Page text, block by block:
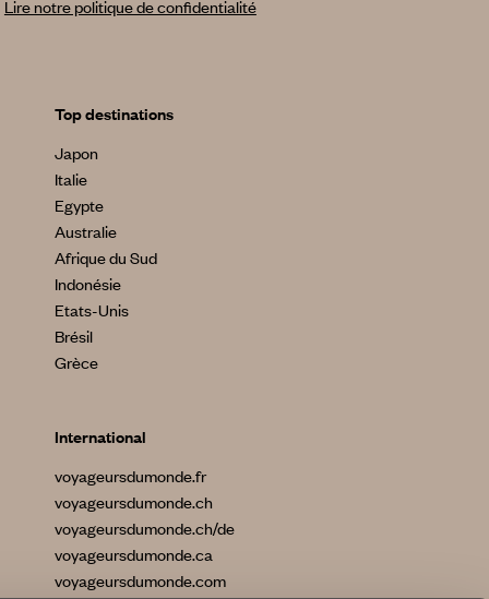
Lire notre politique de confidentialité
Top destinations
Japon
Italie
Egypte
Australie
Afrique du Sud
Indonésie
Etats-Unis
Brésil
Grèce
International
voyageursdumonde.fr
voyageursdumonde.ch
voyageursdumonde.ch/de
voyageursdumonde.ca
voyageursdumonde.com